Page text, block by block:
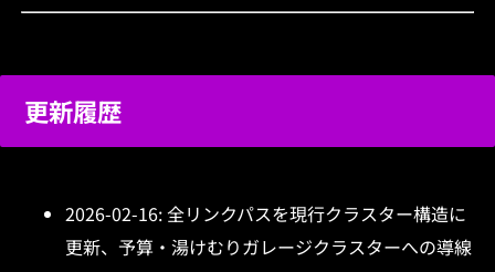
更新履歴
2026-02-16: 全リンクパスを現行クラスター構造に
更新、予算・湯けむりガレージクラスターへの導線